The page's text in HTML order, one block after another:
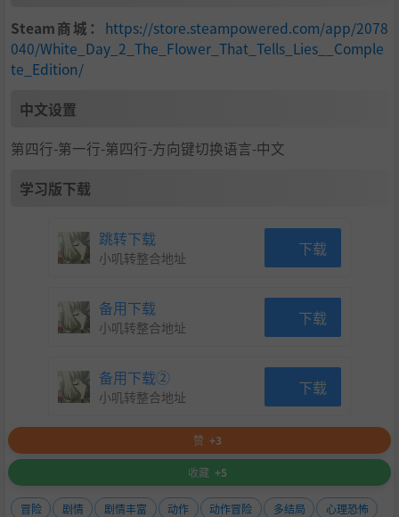
Steam商城： https://store.steampowered.com/app/2078
040/White_Day_2_The_Flower_That_Tells_Lies__Comple
te_Edition/
中文设置
第四行-第一行-第四行-方向键切换语言-中文
学习版下载
跳转下载
小叽转整合地址 下载
备用下载
小叽转整合地址 下载
备用下载②
小叽转整合地址 下载
赞 +3
收藏 +5
冒险 剧情 剧情丰富 动作 动作冒险 多结局
心理恐怖